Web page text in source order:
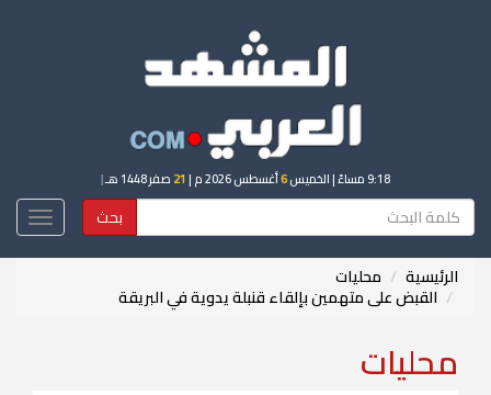
9:18 مساءً | الخميس6أغسطس 2026 م | 21 صفر 1448 هـ |
بحث
الرئيسية محليات
القبض على متهمين بإلقاء قنبلة يدوية في البريقة
محليات